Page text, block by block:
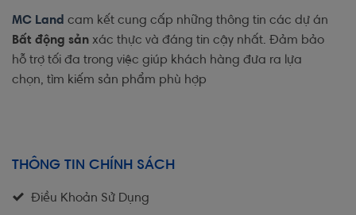
MC Land cam kết cung cấp những thông tin các dự án
Bất động sản xác thực và đáng tin cậy nhất. Đảm bảo
hỗ trợ tối đa trong việc giúp khách hàng đưa ra lựa
chọn, tìm kiếm sản phẩm phù hợp
THÔNG TIN CHÍNH SÁCH
Điều Khoản Sử Dụng